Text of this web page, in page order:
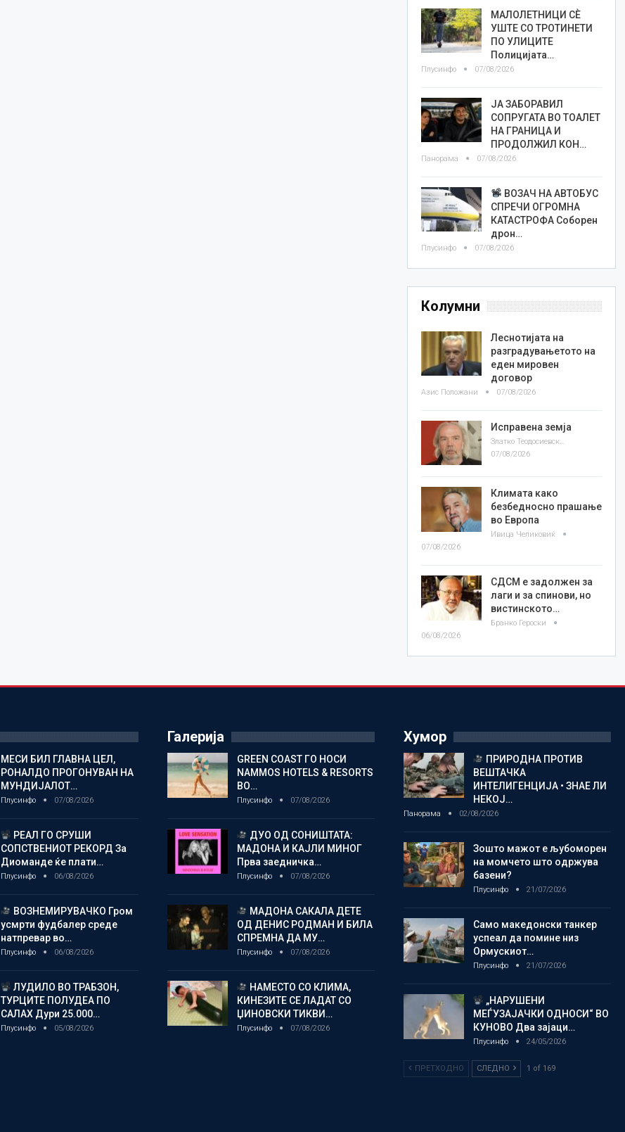
МАЛОЛЕТНИЦИ СÈ
УШТЕ СО ТРОТИНЕТИ
ПО УЛИЦИТЕ
Полицијата…
Плусинфо 07/08/2026
ЈА ЗАБОРАВИЛ
СОПРУГАТА ВО ТОАЛЕТ
НА ГРАНИЦА И
ПРОДОЛЖИЛ КОН…
Панорама 07/08/2026
ВОЗАЧ НА АВТОБУС
СПРЕЧИ ОГРОМНА
КАТАСТРОФА Соборен
дрон…
Плусинфо 07/08/2026
Колумни
Леснотијата на
разградувањетото на
еден мировен
договор
Азис Положани 07/08/2026
Исправена земја
Златко Теодосиевски
07/08/2026
Климата како
безбедносно прашање
во Европа
Ивица Челиковиќ
07/08/2026
СДСМ е задолжен за
лаги и за спинови, но
вистинското…
Бранко Героски
06/08/2026
МЕСИ БИЛ ГЛАВНА ЦЕЛ,
РОНАЛДО ПРОГОНУВАН НА
МУНДИЈАЛОТ…
Плусинфо 07/08/2026
РЕАЛ ГО СРУШИ
СОПСТВЕНИОТ РЕКОРД За
Диоманде ќе плати…
Плусинфо 06/08/2026
ВОЗНЕМИРУВАЧКО Гром
усмрти фудбалер среде
натпревар во…
Плусинфо 06/08/2026
ЛУДИЛО ВО ТРАБЗОН,
ТУРЦИТЕ ПОЛУДЕА ПО
САЛАХ Дури 25.000…
Плусинфо 05/08/2026
Галерија
GREEN COAST ГО НОСИ
NAMMOS HOTELS & RESORTS
ВО…
Плусинфо 07/08/2026
ДУО ОД СОНИШТАТА:
МАДОНА И КАЈЛИ МИНОГ
Прва заедничка…
Плусинфо 07/08/2026
МАДОНА САКАЛА ДЕТЕ
ОД ДЕНИС РОДМАН И БИЛА
СПРЕМНА ДА МУ…
Плусинфо 07/08/2026
НАМЕСТО СО КЛИМА,
КИНЕЗИТЕ СЕ ЛАДАТ СО
ЏИНОВСКИ ТИКВИ…
Плусинфо 07/08/2026
Хумор
ПРИРОДНА ПРОТИВ
ВЕШТАЧКА
ИНТЕЛИГЕНЦИЈА • ЗНАЕ ЛИ
НЕКОЈ…
Панорама 02/08/2026
Зошто мажот е љубоморен
на момчето што одржува
базени?
Плусинфо 21/07/2026
Само македонски танкер
успеал да помине низ
Ормускиот…
Плусинфо 21/07/2026
„НАРУШЕНИ
МЕЃУЗАЈАЧКИ ОДНОСИ“ ВО
КУНОВО Два зајаци…
Плусинфо 24/05/2026
ПРЕТХОДНО СЛЕДНО 1 of 169